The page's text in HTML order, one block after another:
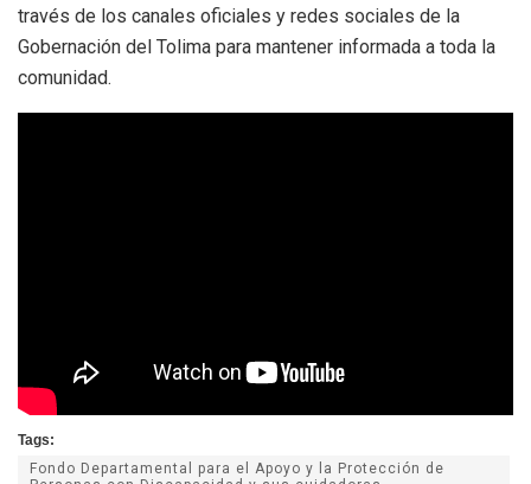
través de los canales oficiales y redes sociales de la
Gobernación del Tolima para mantener informada a toda la
comunidad.
Tags:
Fondo Departamental para el Apoyo y la Protección de